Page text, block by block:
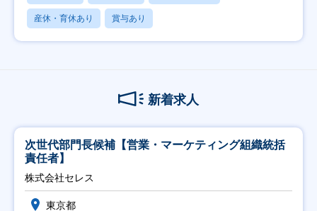
産休・育休あり 賞与あり
新着求人
次世代部門長候補【営業・マーケティング組織統括
責任者】
株式会社セレス
東京都